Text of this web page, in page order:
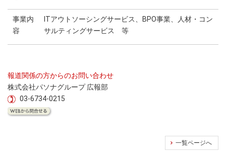
事業内
容
ITアウトソーシングサービス、BPO事業、人材・コン
サルティングサービス 等
報道関係の方からのお問い合わせ
株式会社パソナグループ 広報部
03-6734-0215
一覧ページへ